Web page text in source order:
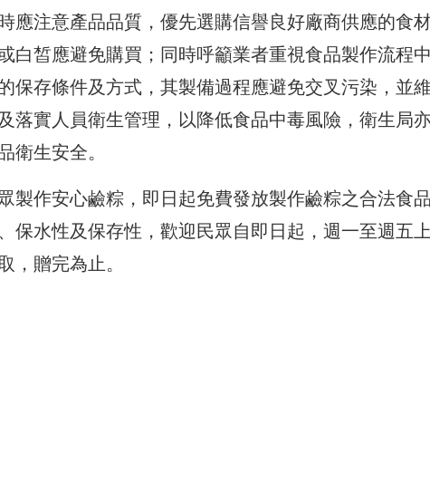
應注意產品品質，優先選購信譽良好廠商供應的食
白皙應避免購買；同時呼籲業者重視食品製作流程
保存條件及方式，其製備過程應避免交叉污染，並
落實人員衛生管理，以降低食品中毒風險，衛生局
衛生安全。
製作安心鹼粽，即日起免費發放製作鹼粽之合法食
保水性及保存性，歡迎民眾自即日起，週一至週五
，贈完為止。